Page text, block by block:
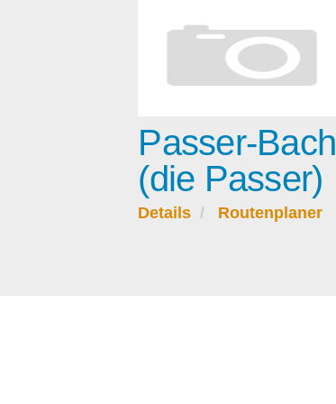
Passer-Bach
(die Passer)
Details Routenplaner